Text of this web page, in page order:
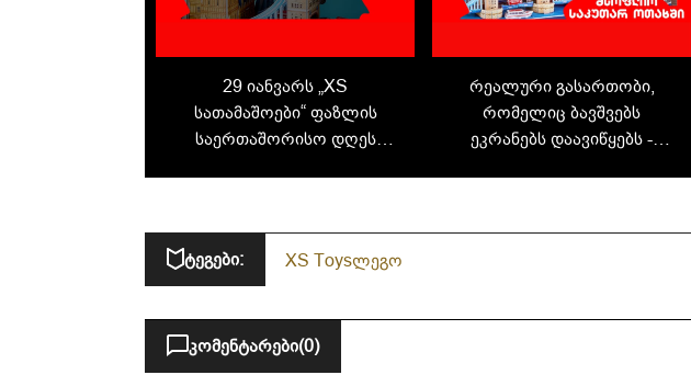
29 იანვარს „XS
სათამაშოები“ ფაზლის
საერთაშორისო დღეს
რეალური გასართობი,
რომელიც ბავშვებს
ეკრანებს დაავიწყებს -
ტეგები: XS Toysლეგო
კომენტარები(0)